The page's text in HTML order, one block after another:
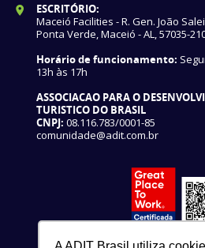
ESCRITÓRIO:
Maceió Facilities - R. Gen. João
Ponta Verde, Maceió - AL, 57035-
Horário de funcionamento:
13h às 17h
ASSOCIACAO PARA O
TURISTICO DO BRASIL
CNPJ: 08.116.783/0001-85
comunidade@adit.com.br